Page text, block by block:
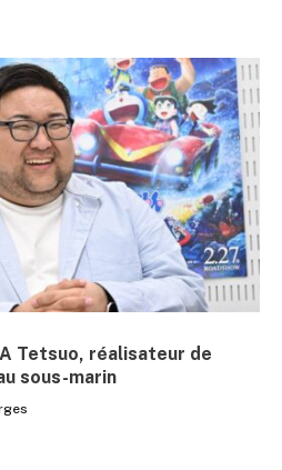
Tetsuo, réalisateur de
sous-marin